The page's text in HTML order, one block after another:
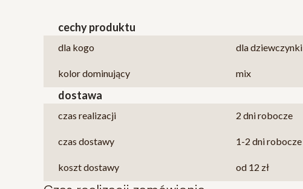
cechy produktu
dla kogo dla dziewczynki
kolor dominujący mix
dostawa
czas realizacji 2 dni robocze
czas dostawy 1-2 dni robocze
koszt dostawy od 12 zł